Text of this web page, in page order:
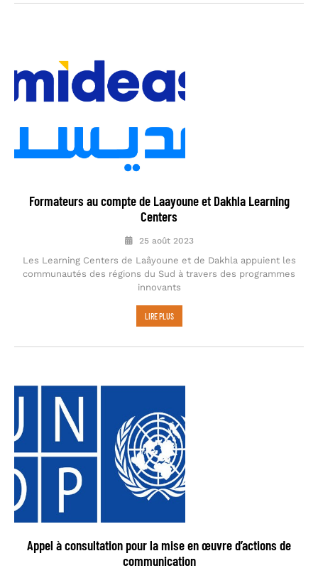
Formateurs au compte de Laayoune et Dakhla Learning
Centers
25 août 2023
Les Learning Centers de Laâyoune et de Dakhla appuient les
communautés des régions du Sud à travers des programmes
innovants
LIRE PLUS
Appel à consultation pour la mise en œuvre d’actions de
communication